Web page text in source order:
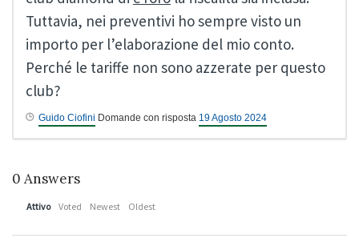
Tuttavia, nei preventivi ho sempre visto un
importo per l’elaborazione del mio conto.
Perché le tariffe non sono azzerate per questo
club?
Guido Ciofini Domande con risposta 19 Agosto 2024
0 Answers
Attivo Voted Newest Oldest